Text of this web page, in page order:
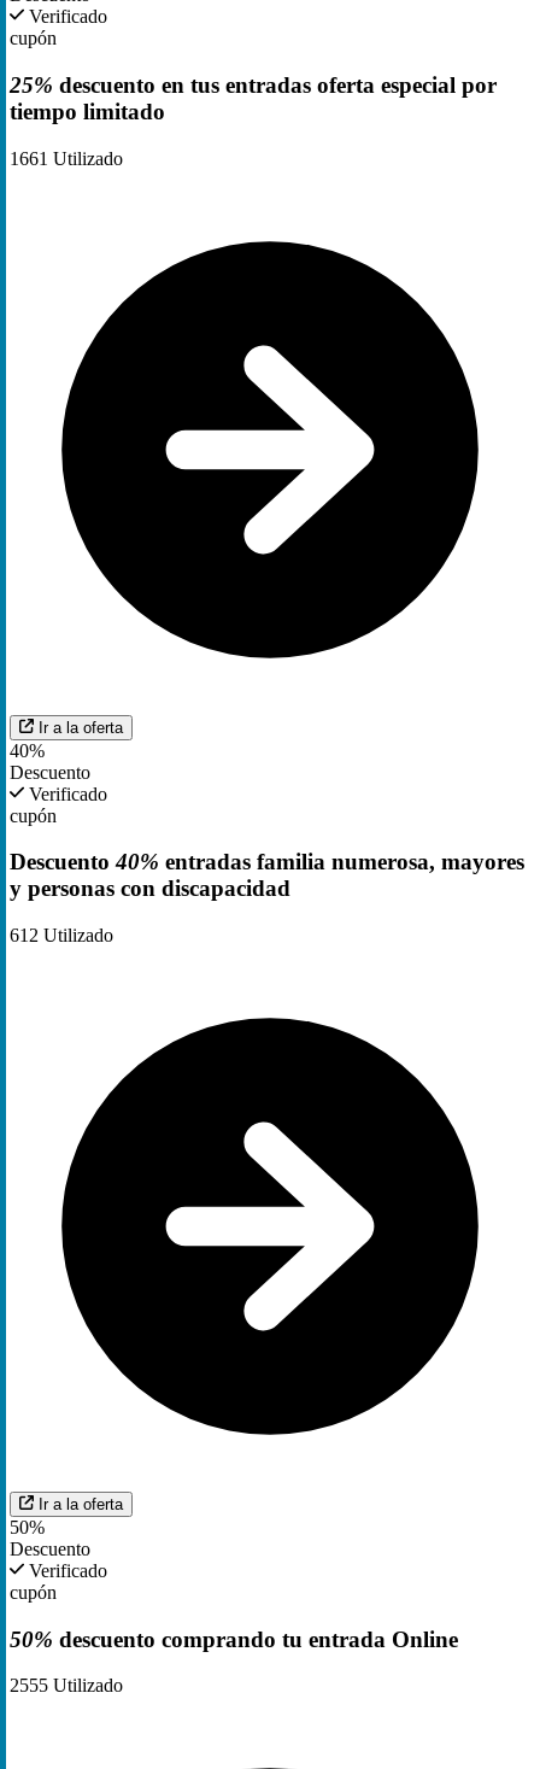
Verificado
cupón
25% descuento en tus entradas oferta especial por
tiempo limitado
1661 Utilizado
Ir a la oferta
40%
Descuento
Verificado
cupón
Descuento40% entradas familia numerosa, mayores
y personas con discapacidad
612 Utilizado
Ir a la oferta
50%
Descuento
Verificado
cupón
50% descuento comprando tu entrada Online
2555 Utilizado